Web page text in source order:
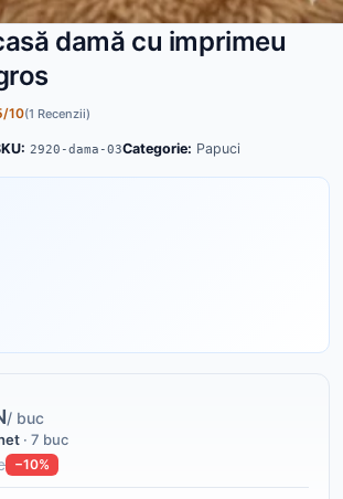
damă cu imprimeu
10(1 Recenzii)
2920-dama-03Categorie: Papuci
/ buc
· 7 buc
−10%